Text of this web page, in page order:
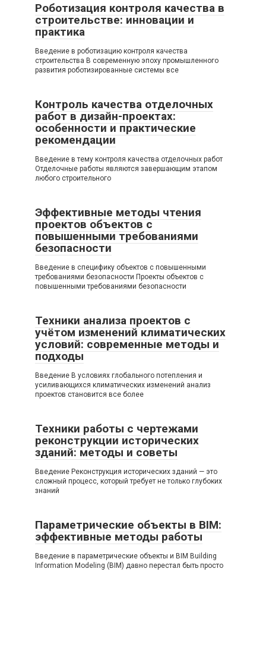
Роботизация контроля качества в
строительстве: инновации и
практика
Введение в роботизацию контроля качества
строительства В современную эпоху промышленного
развития роботизированные системы все
Контроль качества отделочных
работ в дизайн-проектах:
особенности и практические
рекомендации
Введение в тему контроля качества отделочных работ
Отделочные работы являются завершающим этапом
любого строительного
Эффективные методы чтения
проектов объектов с
повышенными требованиями
безопасности
Введение в специфику объектов с повышенными
требованиями безопасности Проекты объектов с
повышенными требованиями безопасности
Техники анализа проектов с
учётом изменений климатических
условий: современные методы и
подходы
Введение В условиях глобального потепления и
усиливающихся климатических изменений анализ
проектов становится все более
Техники работы с чертежами
реконструкции исторических
зданий: методы и советы
Введение Реконструкция исторических зданий — это
сложный процесс, который требует не только глубоких
знаний
Параметрические объекты в BIM:
эффективные методы работы
Введение в параметрические объекты и BIM Building
Information Modeling (BIM) давно перестал быть просто